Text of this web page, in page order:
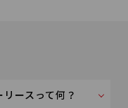
ースって何？